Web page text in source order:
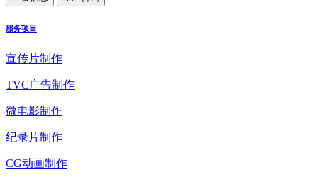
服务项目
宣传片制作
TVC广告制作
微电影制作
纪录片制作
CG动画制作